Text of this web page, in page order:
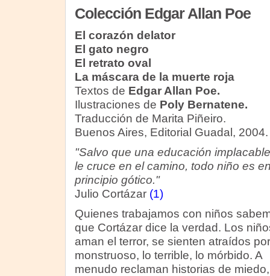
Colección Edgar Allan Poe
El corazón delator
El gato negro
El retrato oval
La máscara de la muerte roja
Textos de Edgar Allan Poe.
Ilustraciones de Poly Bernatene.
Traducción de Marita Piñeiro.
Buenos Aires, Editorial Guadal, 2004.
"Salvo que una educación
le cruce en el camino, todo niño es
principio gótico."
Julio Cortázar (1)
Quienes trabajamos con niños
que Cortázar dice la verdad. Los
aman el terror, se sienten atraídos
monstruoso, lo terrible, lo mórbido. A
menudo reclaman historias de